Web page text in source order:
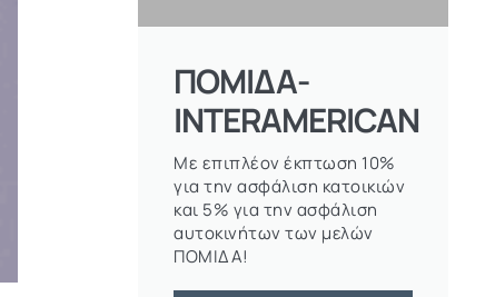
ΠΟΜΙΔΑ-
INTERAMERICAN
Με επιπλέον έκπτωση 10%
για την ασφάλιση κατοικιών
και 5% για την ασφάλιση
αυτοκινήτων των μελών
ΠΟΜΙΔΑ!